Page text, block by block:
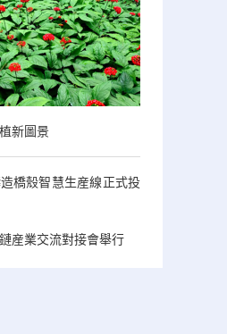
新圖景
橋殼智慧生産線正式投
産業交流對接會舉行